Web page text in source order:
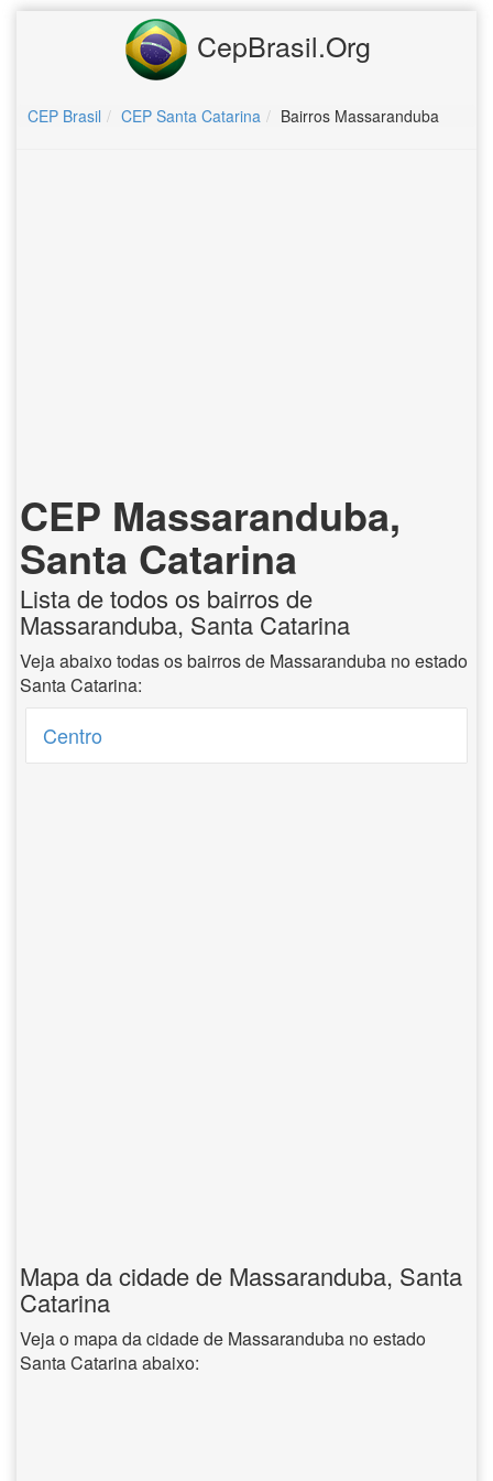
CepBrasil.Org
CEP Brasil CEP Santa Catarina Bairros Massaranduba
CEP Massaranduba,
Santa Catarina
Lista de todos os bairros de
Massaranduba, Santa Catarina
Veja abaixo todas os bairros de Massaranduba no estado
Santa Catarina:
Centro
Mapa da cidade de Massaranduba, Santa
Catarina
Veja o mapa da cidade de Massaranduba no estado
Santa Catarina abaixo: